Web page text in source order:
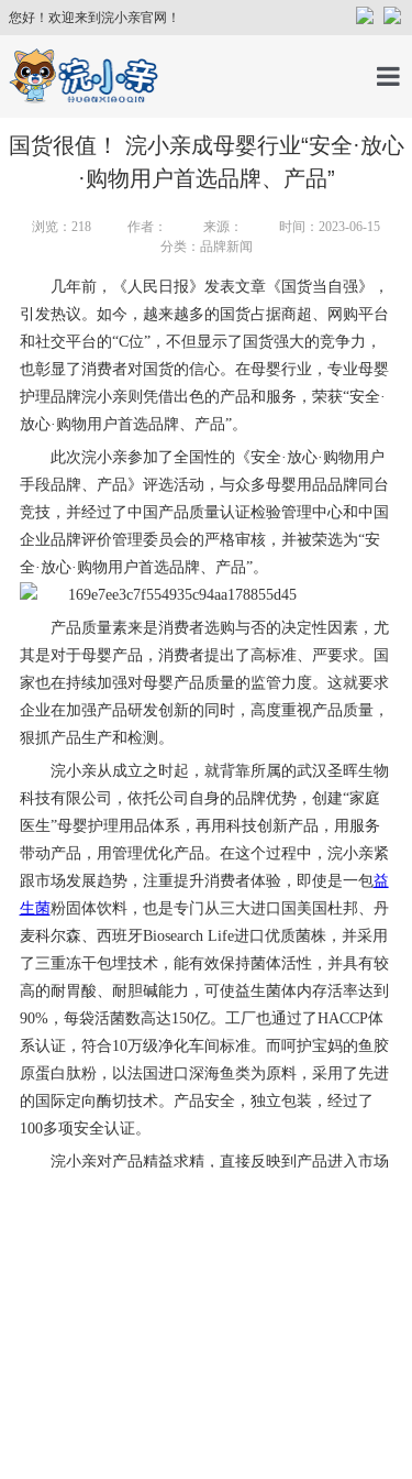
您好！欢迎来到浣小亲官网！
国货很值！ 浣小亲成母婴行业“安全·放心
·购物用户首选品牌、产品”
浏览： 218 作者： 来源：
时间：2023-06-15
分类：品牌新闻
几年前，《人民日报》发表文章《国货当自强》，
引发热议。如今，越来越多的国货占据商超、网购平台
和社交平台的“C位”，不但显示了国货强大的竞争力，
也彰显了消费者对国货的信心。在母婴行业，专业母婴
护理品牌浣小亲则凭借出色的产品和服务，荣获“安全·
放心·购物用户首选品牌、产品”。
此次浣小亲参加了全国性的《安全·放心·购物用户
手段品牌、产品》评选活动，与众多母婴用品品牌同台
竞技，并经过了中国产品质量认证检验管理中心和中国
企业品牌评价管理委员会的严格审核，并被荣选为“安
全·放心·购物用户首选品牌、产品”。
产品质量素来是消费者选购与否的决定性因素，尤
其是对于母婴产品，消费者提出了高标准、严要求。国
家也在持续加强对母婴产品质量的监管力度。这就要求
企业在加强产品研发创新的同时，高度重视产品质量，
狠抓产品生产和检测。
浣小亲从成立之时起，就背靠所属的武汉圣晖生物
科技有限公司，依托公司自身的品牌优势，创建“家庭
医生”母婴护理用品体系，再用科技创新产品，用服务
带动产品，用管理优化产品。在这个过程中，浣小亲紧
跟市场发展趋势，注重提升消费者体验，即使是一包益
生菌粉固体饮料，也是专门从三大进口国美国杜邦、丹
麦科尔森、西班牙Biosearch Life进口优质菌株，并采用
了三重冻干包埋技术， 能有效保持菌体活性，并具有较
高的耐胃酸、耐胆碱能力，可使益生菌体内存活率达到
90%，每袋活菌数高达150亿。 工厂也通过了HACCP体
系认证，符合10万级净化车间标准。而呵护宝妈的鱼胶
原蛋白肽粉，以法国进口深海鱼类为原料，采用了先进
的国际定向酶切技术。产品安全，独立包装，经过了
100多项安全认证。
浣小亲对产品精益求精，直接反映到产品进入市场